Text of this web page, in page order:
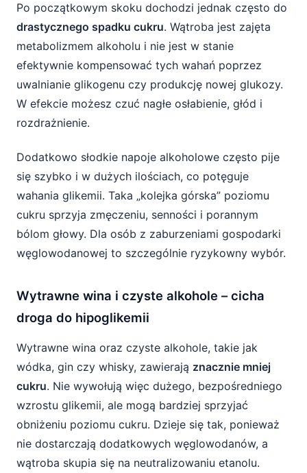
Po początkowym skoku dochodzi jednak często do
drastycznego spadku cukru. Wątroba jest zajęta
metabolizmem alkoholu i nie jest w stanie
efektywnie kompensować tych wahań poprzez
uwalnianie glikogenu czy produkcję nowej glukozy.
W efekcie możesz czuć nagłe osłabienie, głód i
rozdrażnienie.
Dodatkowo słodkie napoje alkoholowe często pije
się szybko i w dużych ilościach, co potęguje
wahania glikemii. Taka „kolejka górska” poziomu
cukru sprzyja zmęczeniu, senności i porannym
bólom głowy. Dla osób z zaburzeniami gospodarki
węglowodanowej to szczególnie ryzykowny wybór.
Wytrawne wina i czyste alkohole – cicha
droga do hipoglikemii
Wytrawne wina oraz czyste alkohole, takie jak
wódka, gin czy whisky, zawierają znacznie mniej
cukru. Nie wywołują więc dużego, bezpośredniego
wzrostu glikemii, ale mogą bardziej sprzyjać
obniżeniu poziomu cukru. Dzieje się tak, ponieważ
nie dostarczają dodatkowych węglowodanów, a
wątroba skupia się na neutralizowaniu etanolu.